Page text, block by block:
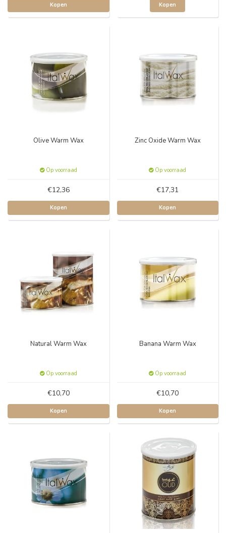
Kopen Kopen
Olive Warm Wax
Op voorraad
€12,36
Kopen
Zinc Oxide Warm Wax
Op voorraad
€17,31
Kopen
Natural Warm Wax
Op voorraad
€10,70
Kopen
Banana Warm Wax
Op voorraad
€10,70
Kopen